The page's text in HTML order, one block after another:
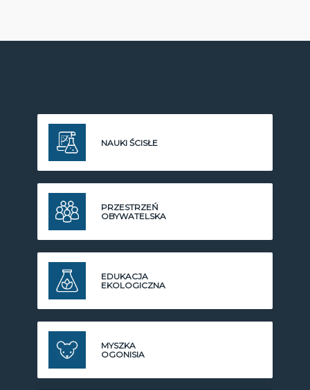
NAUKI ŚCISŁE
PRZESTRZEŃ
OBYWATELSKA
EDUKACJA
EKOLOGICZNA
MYSZKA
OGONISIA